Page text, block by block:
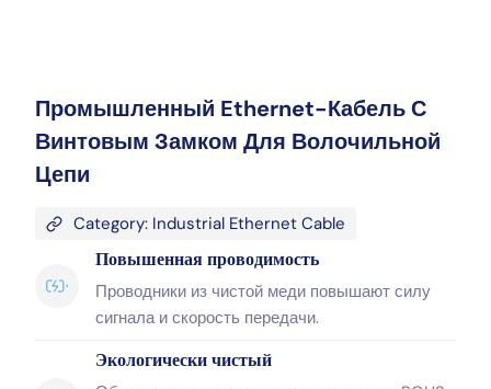
Промышленный Ethernet-Кабель С
Винтовым Замком Для Волочильной
Цепи
Category: Industrial Ethernet Cable
Повышенная проводимость
Проводники из чистой меди повышают силу
сигнала и скорость передачи.
Экологически чистый